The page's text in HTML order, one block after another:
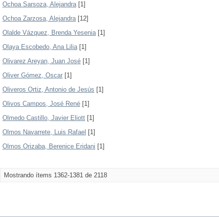
Ochoa Sarsoza, Alejandra[1]
Ochoa Zarzosa, Alejandra[12]
Olalde Vázquez, Brenda Yesenia[1]
Olaya Escobedo, Ana Lilia[1]
Olivarez Areyan, Juan José [1]
Oliver Gómez, Oscar [1]
Oliveros Ortiz, Antonio de Jesús [1]
Olivos Campos, José René [1]
Olmedo Castillo, Javier Eliott [1]
Olmos Navarrete, Luis Rafael [1]
Olmos Orizaba, Berenice Eridani [1]
Mostrando ítems 1362-1381 de 2118